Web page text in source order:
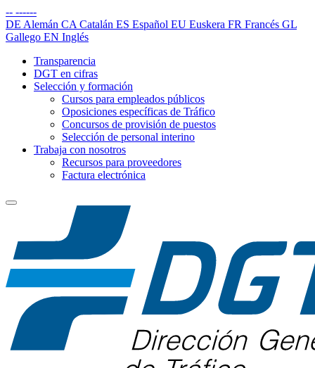
-- ------
DE Alemán CA Catalán ES Español EU Euskera FR Francés GL
Gallego EN Inglés
Transparencia
DGT en cifras
Selección y formación
Cursos para empleados públicos
Oposiciones específicas de Tráfico
Concursos de provisión de puestos
Selección de personal interino
Trabaja con nosotros
Recursos para proveedores
Factura electrónica